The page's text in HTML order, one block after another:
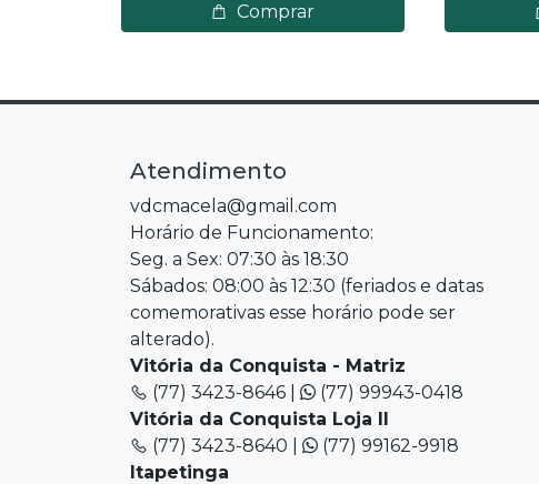
Comprar
Atendimento
vdcmacela@gmail.com
Horário de Funcionamento:
Seg. a Sex: 07:30 às 18:30
Sábados: 08:00 às 12:30 (feriados e datas
comemorativas esse horário pode ser
alterado).
Vitória da Conquista - Matriz
(77) 3423-8646 |
(77) 99943-0418
Vitória da Conquista Loja II
(77) 3423-8640 |
(77) 99162-9918
Itapetinga